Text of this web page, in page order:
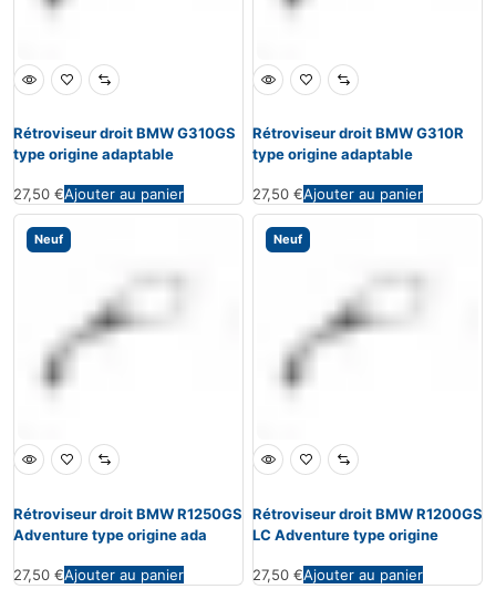
Rétroviseur droit BMW G310GS
type origine adaptable
27,50 €Ajouter au panier
Rétroviseur droit BMW G310R
type origine adaptable
27,50 €Ajouter au panier
Neuf
Rétroviseur droit BMW R1250GS
Adventure type origine ada
27,50 €Ajouter au panier
Neuf
Rétroviseur droit BMW R1200GS
LC Adventure type origine
27,50 €Ajouter au panier